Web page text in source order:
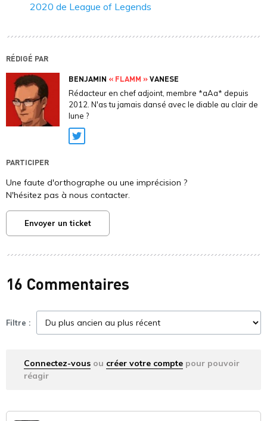
2020 de League of Legends
RÉDIGÉ PAR
BENJAMIN « FLAMM »VANESE
Rédacteur en chef adjoint, membre *aAa* depuis
2012. N'as tu jamais dansé avec le diable au clair de
lune ?
Twitter
PARTICIPER
Une faute d'orthographe ou une imprécision ?
N'hésitez pas à nous contacter.
Envoyer un ticket
16 Commentaires
Filtre :
Connectez-vous ou créer votre compte pour pouvoir
réagir